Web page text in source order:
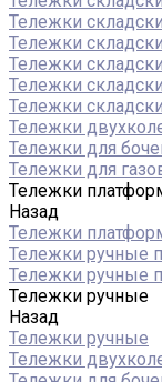
Тележки
Тележки
Тележки
Тележки
Тележки
Тележки
Тележки для
Тележки для
Тележки
Назад
Тележки
Тележки ручные
Тележки ручные
Тележки ручные
Назад
Тележки ручные
Тележки